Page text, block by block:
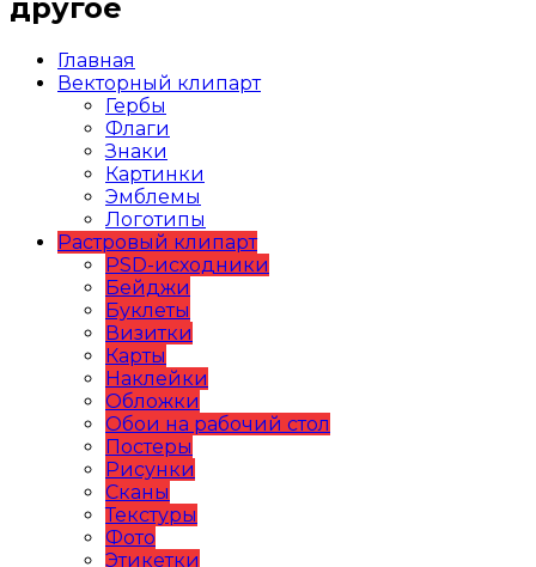
другое
Главная
Векторный клипарт
Гербы
Флаги
Знаки
Картинки
Эмблемы
Логотипы
Растровый клипарт
PSD-исходники
Бейджи
Буклеты
Визитки
Карты
Наклейки
Обложки
Обои на рабочий стол
Постеры
Рисунки
Сканы
Текстуры
Фото
Этикетки